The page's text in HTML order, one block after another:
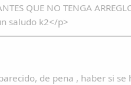
QUE NO TENGA
saludo k2</p>
de pena , haber si se